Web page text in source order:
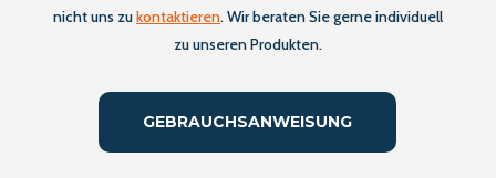
nicht uns zukontaktieren. Wir beraten Sie gerne individuell
zu unseren Produkten.
GEBRAUCHSANWEISUNG